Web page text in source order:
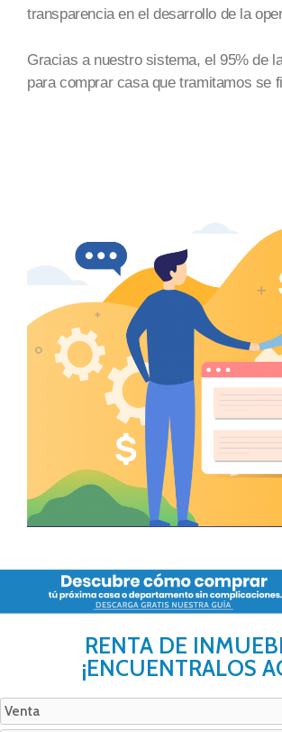
transparencia en el desarrollo de la
Gracias a nuestro sistema, el 95% de
para comprar casa que tramitamos se
RENTA DE
¡ENCUENTRALOS